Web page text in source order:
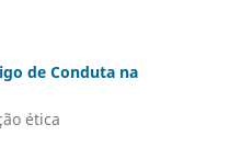
de Conduta na
ética